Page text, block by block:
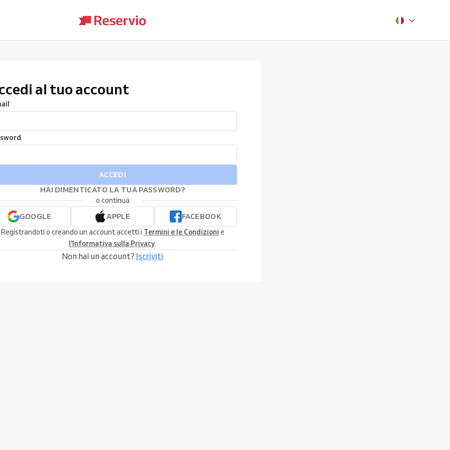
al tuo account
ACCEDI
HAI DIMENTICATO LA TUA PASSWORD?
o continua
GOOGLE
APPLE
FACEBOOK
Registrandoti o creando un account accetti i Termini e le Condizioni e
l'Informativa sulla Privacy.
Non hai un account? Iscriviti